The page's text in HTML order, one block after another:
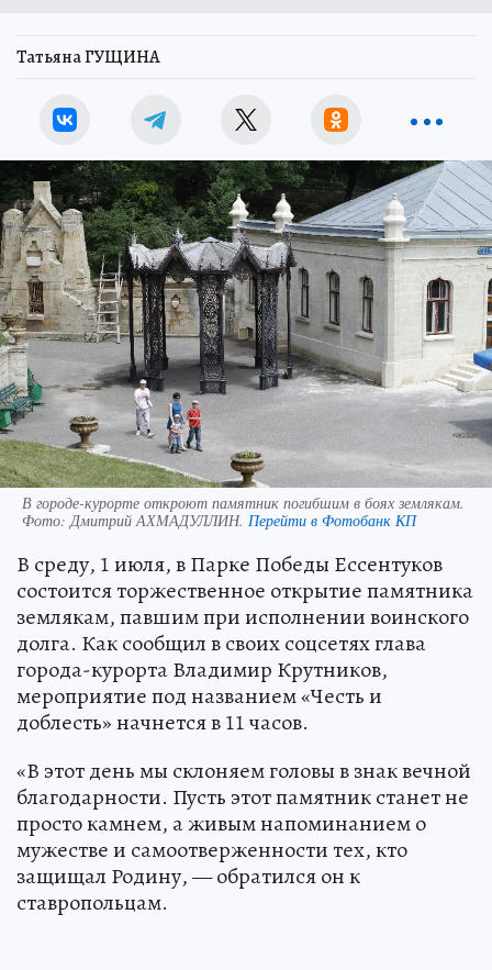
Татьяна ГУЩИНА
В городе-курорте откроют памятник погибшим в боях землякам.
Фото: Дмитрий АХМАДУЛЛИН. Перейти в Фотобанк КП
В среду, 1 июля, в Парке Победы Ессентуков
состоится торжественное открытие памятника
землякам, павшим при исполнении воинского
долга. Как сообщил в своих соцсетях глава
города-курорта Владимир Крутников,
мероприятие под названием «Честь и
доблесть» начнется в 11 часов.
«В этот день мы склоняем головы в знак вечной
благодарности. Пусть этот памятник станет не
просто камнем, а живым напоминанием о
мужестве и самоотверженности тех, кто
защищал Родину, — обратился он к
ставропольцам.